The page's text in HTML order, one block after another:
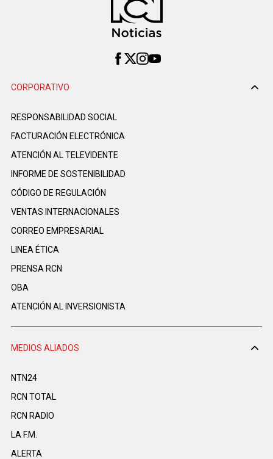
CORPORATIVO
RESPONSABILIDAD SOCIAL
FACTURACIÓN ELECTRÓNICA
ATENCIÓN AL TELEVIDENTE
INFORME DE SOSTENIBILIDAD
CÓDIGO DE REGULACIÓN
VENTAS INTERNACIONALES
CORREO EMPRESARIAL
LINEA ÉTICA
PRENSA RCN
OBA
ATENCIÓN AL INVERSIONISTA
MEDIOS ALIADOS
NTN24
RCN TOTAL
RCN RADIO
LA F.M.
ALERTA